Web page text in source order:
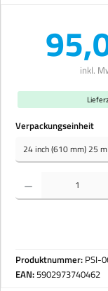
inkl.
Verpackungseinheit
Produkt Anzahl: Gib den
Produktnummer: PSI-
EAN:5902973740462